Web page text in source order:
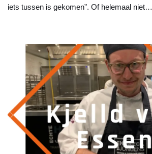
iets tussen is gekomen”. Of helemaal niet…